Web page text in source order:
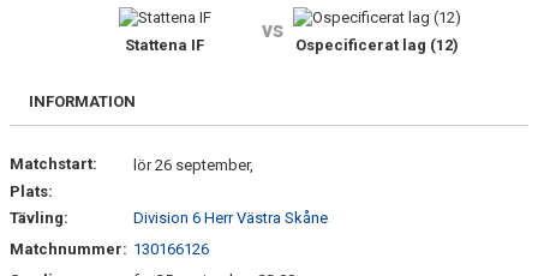
KALENDER
TRUPPEN
BILDGALLERI
Stattena IF
vs
Ospecificerat lag (12)
INFORMATION
Matchstart:
lör 26 september,
Plats:
Tävling:
Division 6 Herr Västra Skåne
Matchnummer: 130166126